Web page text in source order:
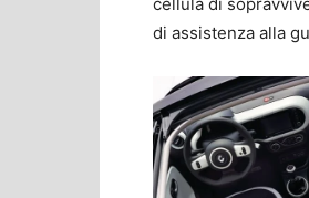
di assistenza alla